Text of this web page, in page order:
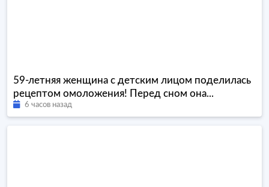
59-летняя женщина с детским лицом поделилась
рецептом омоложения! Перед сном она...
6 часов назад